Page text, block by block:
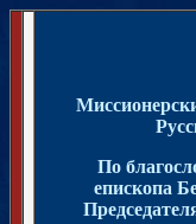
По
епископа